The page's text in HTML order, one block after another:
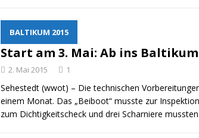
BALTIKUM 2015
Start am 3. Mai: Ab ins Baltikum
2. Mai 2015 1
Sehestedt (wwot) – Die technischen
einem Monat. Das „Beiboot“ musste zur
zum Dichtigkeitscheck und drei Scharniere mussten